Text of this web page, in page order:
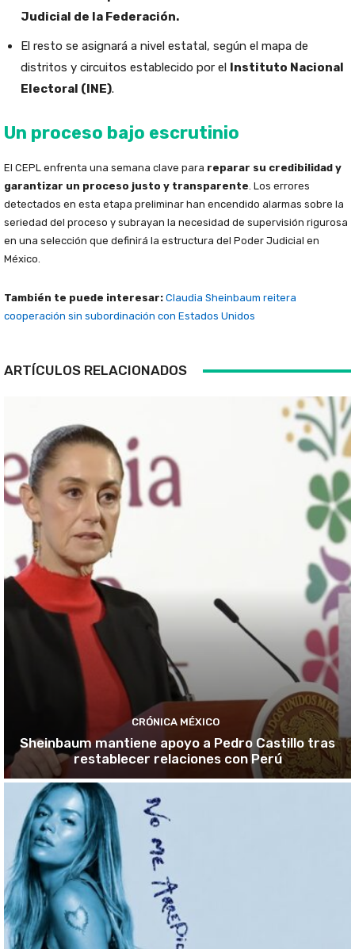
Judicial de la Federación.
El resto se asignará a nivel estatal, según el mapa de
distritos y circuitos establecido por el Instituto Nacional
Electoral (INE).
Un proceso bajo escrutinio
El CEPL enfrenta una semana clave para reparar su credibilidad y
garantizar un proceso justo y transparente. Los errores
detectados en esta etapa preliminar han encendido alarmas sobre la
seriedad del proceso y subrayan la necesidad de supervisión rigurosa
en una selección que definirá la estructura del Poder Judicial en
México.
También te puede interesar: Claudia Sheinbaum reitera
cooperación sin subordinación con Estados Unidos
ARTÍCULOS RELACIONADOS
CRÓNICA MÉXICO
Sheinbaum mantiene apoyo a Pedro Castillo tras
restablecer relaciones con Perú